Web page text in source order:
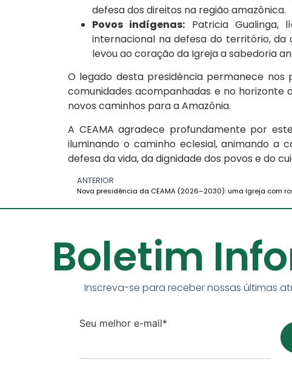
defesa dos direitos na região amazônica.
Povos indígenas: Patricia Gualinga,
internacional na defesa do território, da
levou ao coração da Igreja a sabedoria
O legado desta presidência permanece
comunidades acompanhadas e no horizonte
novos caminhos para a Amazônia.
A CEAMA agradece profundamente por
iluminando o caminho eclesial, animando a
defesa da vida, da dignidade dos povos e do
ANTERIOR
Boletim
Inscreva-se para receber nossas últimas
Seu melhor e-mail*